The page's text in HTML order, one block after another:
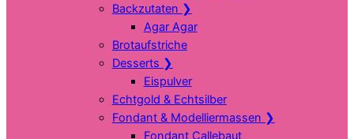
Backzutaten ❯
Agar Agar
Brotaufstriche
Desserts ❯
Eispulver
Echtgold & Echtsilber
Fondant & Modelliermassen ❯
Fondant Callebaut